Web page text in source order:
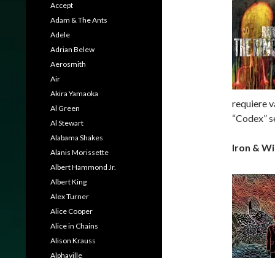
requiere
“Codex”
Iron &
Accept
Adam & The Ants
Adele
Adrian Belew
Aerosmith
Air
Akira Yamaoka
Al Green
Al Stewart
Alabama Shakes
Alanis Morissette
Albert Hammond Jr.
Albert King
Alex Turner
Alice Cooper
Alice in Chains
Alison Krauss
Alphaville